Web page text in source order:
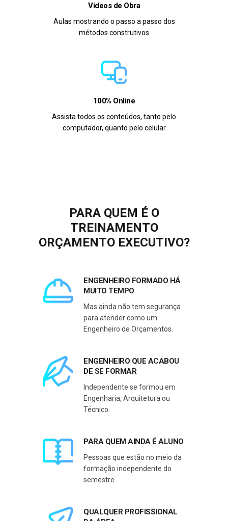
Vídeos de Obra
Aulas mostrando o passo a passo dos
métodos construtivos
100% Online
Assista todos os conteúdos, tanto pelo
computador, quanto pelo celular
PARA QUEM É O
TREINAMENTO
ORÇAMENTO EXECUTIVO?
ENGENHEIRO FORMADO HÁ
MUITO TEMPO
Mas ainda não tem segurança
para atender como um
Engenheiro de Orçamentos.
ENGENHEIRO QUE ACABOU
DE SE FORMAR
Independente se formou em
Engenharia, Arquitetura ou
Técnico.
PARA QUEM AINDA É ALUNO
Pessoas que estão no meio da
formação independente do
semestre.
QUALQUER PROFISSIONAL